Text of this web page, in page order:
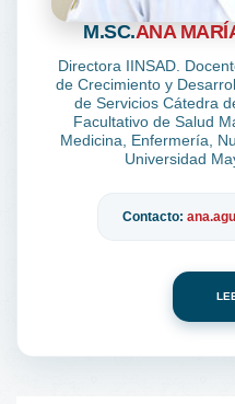
M.SC.ANA
Directora IINSAD.
de Crecimiento y
de Servicios Cátedra
Facultativo de Salud
Medicina, Enfermería,
Universidad
Contacto: